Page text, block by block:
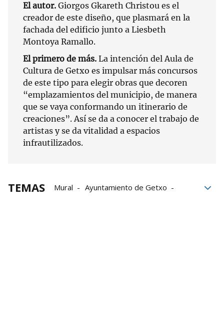
El autor. Giorgos Gkareth Christou es el
creador de este diseño, que plasmará en la
fachada del edificio junto a Liesbeth
Montoya Ramallo.
El primero de más. La intención del Aula de
Cultura de Getxo es impulsar más concursos
de este tipo para elegir obras que decoren
“emplazamientos del municipio, de manera
que se vaya conformando un itinerario de
creaciones”. Así se da a conocer el trabajo de
artistas y se da vitalidad a espacios
infrautilizados.
TEMAS Mural
Ayuntamiento de Getxo